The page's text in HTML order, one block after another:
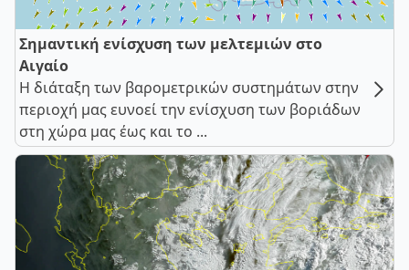
Σημαντική ενίσχυση των μελτεμιών στο
Αιγαίο
Η διάταξη των βαρομετρικών συστημάτων στην
περιοχή μας ευνοεί την ενίσχυση των βοριάδων
στη χώρα μας έως και το ...